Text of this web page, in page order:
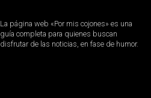
La página web «Por mis cojones» es una
guía completa para quienes buscan
disfrutar de las noticias, en fase de humor.